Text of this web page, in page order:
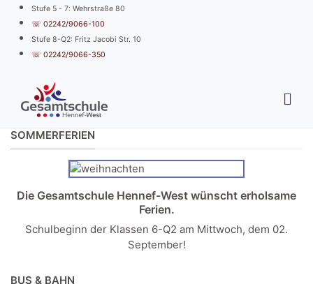
Stufe 5 - 7: Wehrstraße 80
☏ 02242/9066-100
Stufe 8-Q2: Fritz Jacobi Str. 10
☏ 02242/9066-350
SOMMERFERIEN
Die Gesamtschule Hennef-West wünscht erholsame
Ferien.
Schulbeginn der Klassen 6-Q2 am Mittwoch, dem 02.
September!
BUS & BAHN